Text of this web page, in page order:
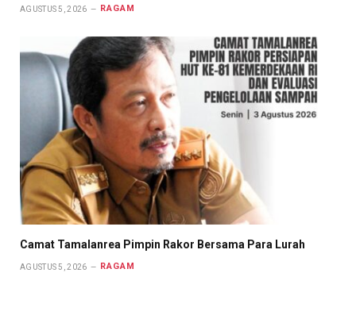
AGUSTUS 5, 2026 RAGAM
Camat Tamalanrea Pimpin Rakor Bersama Para Lurah
AGUSTUS 5, 2026 RAGAM